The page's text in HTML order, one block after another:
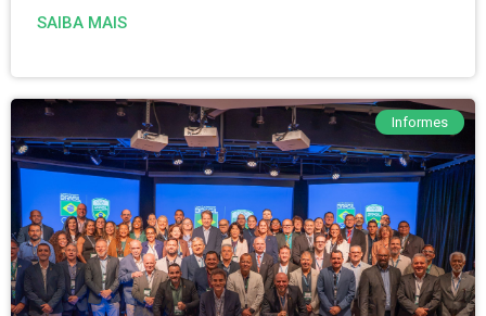
SAIBA MAIS
Informes